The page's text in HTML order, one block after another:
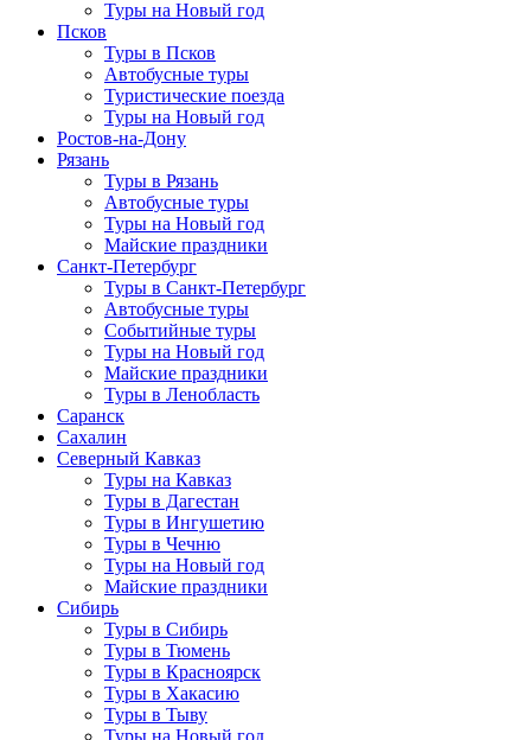
Туры на Новый год
Псков
Туры в Псков
Автобусные туры
Туристические поезда
Туры на Новый год
Ростов-на-Дону
Рязань
Туры в Рязань
Автобусные туры
Туры на Новый год
Майские праздники
Санкт-Петербург
Туры в Санкт-Петербург
Автобусные туры
Событийные туры
Туры на Новый год
Майские праздники
Туры в Ленобласть
Саранск
Сахалин
Северный Кавказ
Туры на Кавказ
Туры в Дагестан
Туры в Ингушетию
Туры в Чечню
Туры на Новый год
Майские праздники
Сибирь
Туры в Сибирь
Туры в Тюмень
Туры в Красноярск
Туры в Хакасию
Туры в Тыву
Туры на Новый год